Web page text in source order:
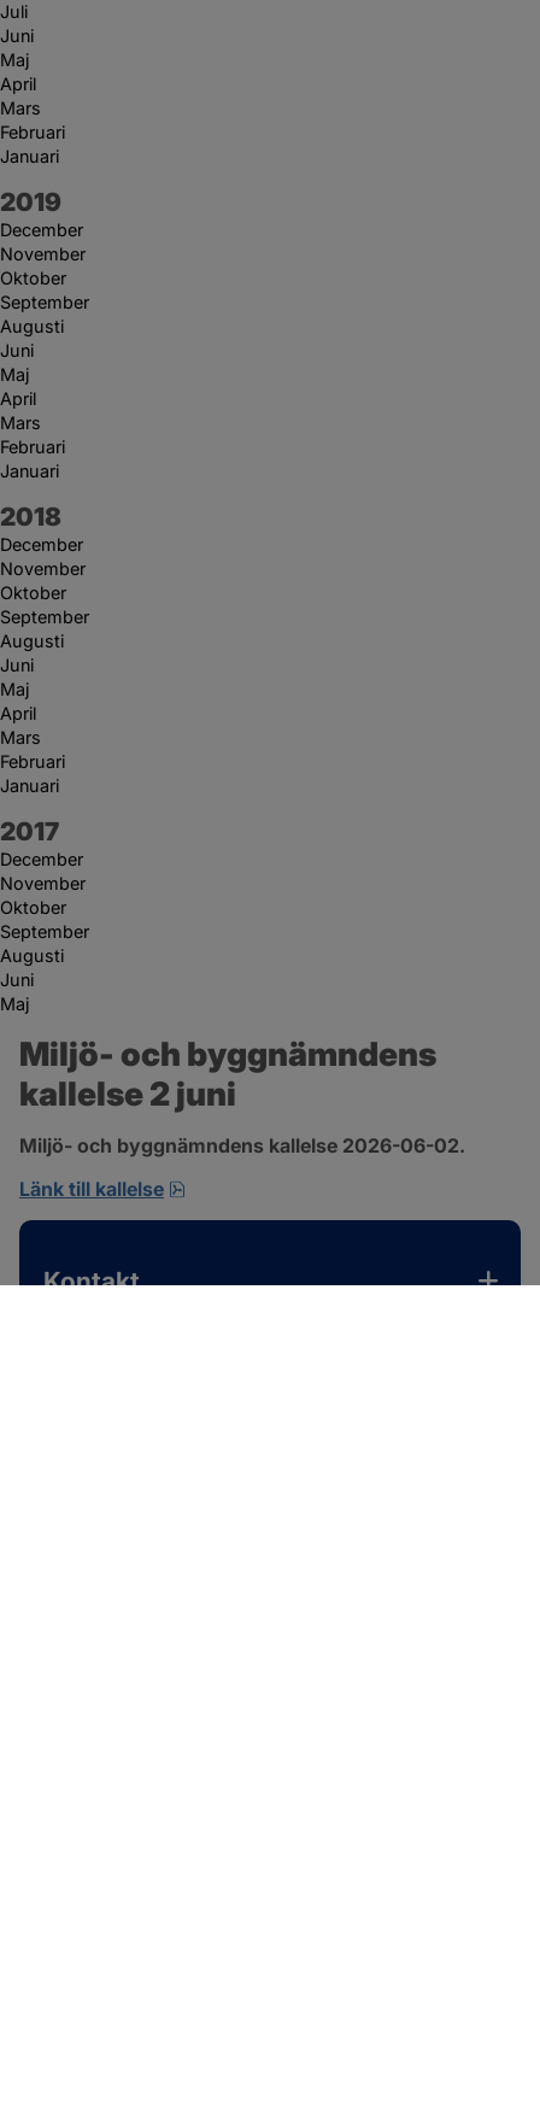
Juli
Juni
Maj
April
Mars
Februari
Januari
År:
2019
December
November
Oktober
September
Augusti
Juni
Maj
April
Mars
Februari
Januari
År:
2018
December
November
Oktober
September
Augusti
Juni
Maj
April
Mars
Februari
Januari
År:
2017
December
November
Oktober
September
Augusti
Juni
Maj
Miljö- och byggnämndens
kallelse 2 juni
Miljö- och byggnämndens kallelse 2026-06-02.
Länk till kallelse
Kontakt